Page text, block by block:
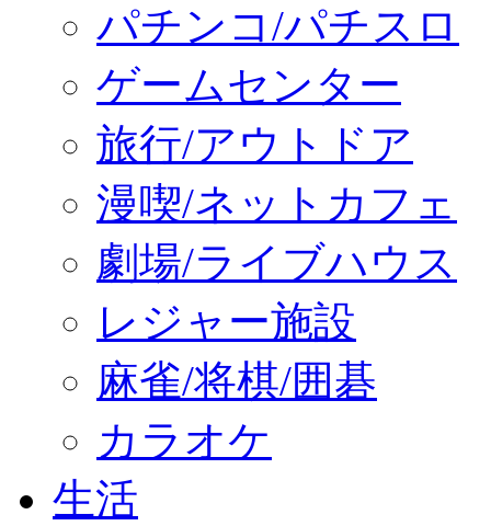
パチンコ/パチスロ
ゲームセンター
旅行/アウトドア
漫喫/ネットカフェ
劇場/ライブハウス
レジャー施設
麻雀/将棋/囲碁
カラオケ
生活